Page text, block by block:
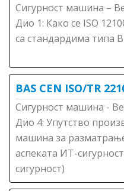
Сигурност машина –
Дио 1: Како се ISО
са стандардима типа
BAS CEN ISO/TR
Сигурност машина -
Дио 4: Упутство
машина за
аспеката ИТ-
сигурност)